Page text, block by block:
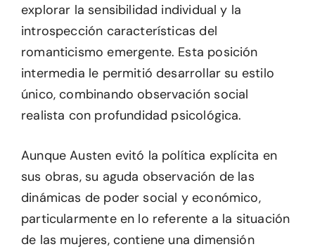
explorar la sensibilidad individual y la
introspección características del
romanticismo emergente. Esta posición
intermedia le permitió desarrollar su estilo
único, combinando observación social
realista con profundidad psicológica.
Aunque Austen evitó la política explícita en
sus obras, su aguda observación de las
dinámicas de poder social y económico,
particularmente en lo referente a la situación
de las mujeres, contiene una dimensión